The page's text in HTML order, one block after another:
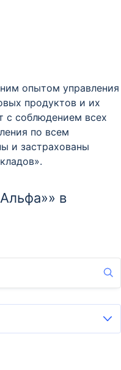
опытом управления
продуктов и их
с соблюдением всех
по всем
и застрахованы
в